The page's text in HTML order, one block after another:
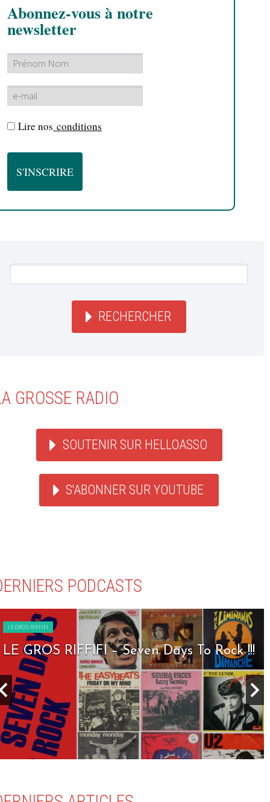
Abonnez-vous à notre
newsletter
Lire nos conditions
RECHERCHER
GROSSE RADIO
SOUTENIR SUR HELLOASSO
S'ABONNER SUR YOUTUBE
PODCASTS
LE GROS RIFFIFI
LE GROS RIFFIFI – Seven Days To Rock !!!